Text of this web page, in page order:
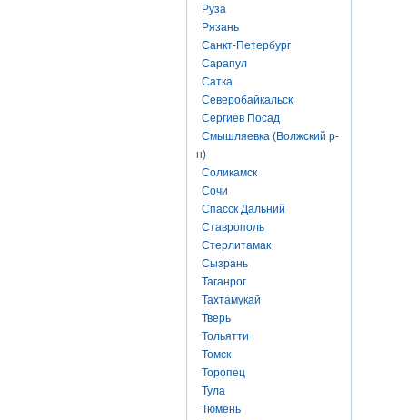
Руза
Рязань
Санкт-Петербург
Сарапул
Сатка
Северобайкальск
Сергиев Посад
Смышляевка (Волжский р-
н)
Соликамск
Сочи
Спасск Дальний
Ставрополь
Стерлитамак
Сызрань
Таганрог
Тахтамукай
Тверь
Тольятти
Томск
Торопец
Тула
Тюмень